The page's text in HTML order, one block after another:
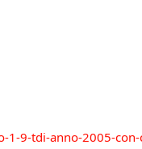
9-tdi-anno-2005-